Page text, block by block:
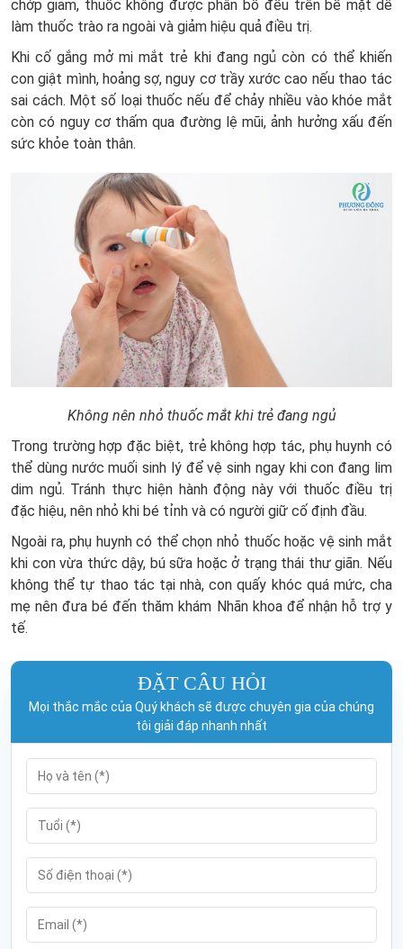
chớp giảm, thuốc không được phân bổ đều trên bề mặt dễ
làm thuốc trào ra ngoài và giảm hiệu quả điều trị.
Khi cố gắng mở mi mắt trẻ khi đang ngủ còn có thể khiến
con giật mình, hoảng sợ, nguy cơ trầy xước cao nếu thao tác
sai cách. Một số loại thuốc nếu để chảy nhiều vào khóe mắt
còn có nguy cơ thấm qua đường lệ mũi, ảnh hưởng xấu đến
sức khỏe toàn thân.
Không nên nhỏ thuốc mắt khi trẻ đang ngủ
Trong trường hợp đặc biệt, trẻ không hợp tác, phụ huynh có
thể dùng nước muối sinh lý để vệ sinh ngay khi con đang lim
dim ngủ. Tránh thực hiện hành động này với thuốc điều trị
đặc hiệu, nên nhỏ khi bé tỉnh và có người giữ cố định đầu.
Ngoài ra, phụ huynh có thể chọn nhỏ thuốc hoặc vệ sinh mắt
khi con vừa thức dậy, bú sữa hoặc ở trạng thái thư giãn. Nếu
không thể tự thao tác tại nhà, con quấy khóc quá mức, cha
mẹ nên đưa bé đến thăm khám Nhãn khoa để nhận hỗ trợ y
tế.
ĐẶT CÂU HỎI
Mọi thắc mắc của Quý khách sẽ được chuyên gia của chúng
tôi giải đáp nhanh nhất